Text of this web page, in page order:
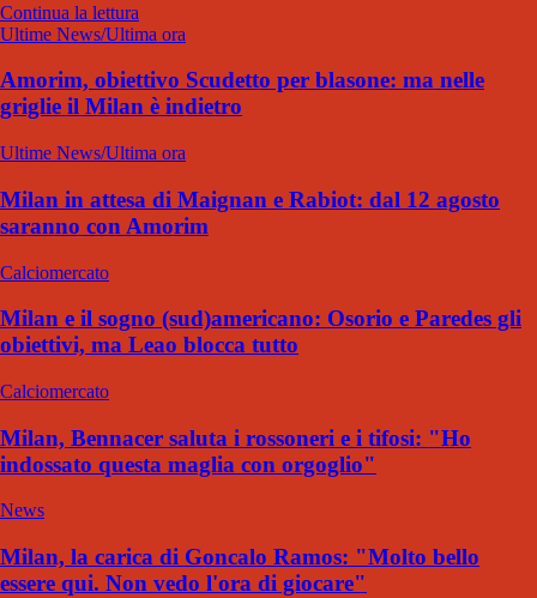
Continua la lettura
Ultime News/Ultima ora
Amorim, obiettivo Scudetto per blasone: ma nelle
griglie il Milan è indietro
Ultime News/Ultima ora
Milan in attesa di Maignan e Rabiot: dal 12 agosto
saranno con Amorim
Calciomercato
Milan e il sogno (sud)americano: Osorio e Paredes gli
obiettivi, ma Leao blocca tutto
Calciomercato
Milan, Bennacer saluta i rossoneri e i tifosi: "Ho
indossato questa maglia con orgoglio"
News
Milan, la carica di Goncalo Ramos: "Molto bello
essere qui. Non vedo l'ora di giocare"